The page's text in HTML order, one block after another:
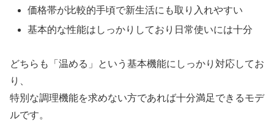
価格帯が比較的手頃で新生活にも取り入れやすい
基本的な性能はしっかりしており日常使いには十分
どちらも「温める」という基本機能にしっかり対応してお
り、
特別な調理機能を求めない方であれば十分満足できるモデ
ルです。